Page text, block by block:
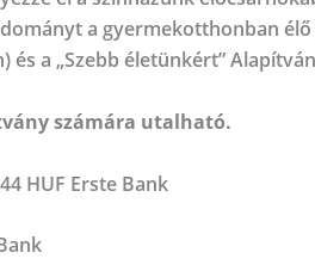
a gyermekotthonban
a „Szebb életünkért”
számára utalható.
HUF Erste Bank